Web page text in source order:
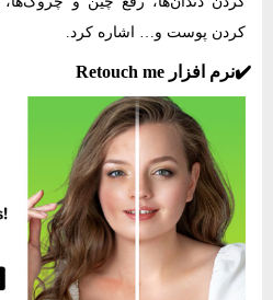
کردن پوست و… اشاره کرد.
✔️نرم‌ افزار Retouch me